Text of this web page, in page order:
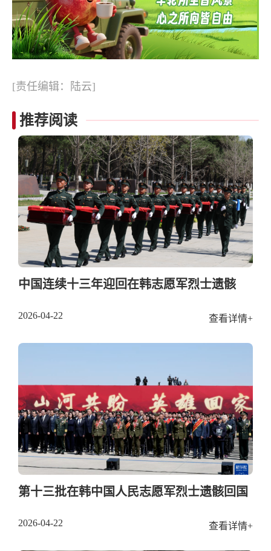
[责任编辑：陆云]
推荐阅读
中国连续十三年迎回在韩志愿军烈士遗骸
2026-04-22 查看详情+
第十三批在韩中国人民志愿军烈士遗骸回国
2026-04-22 查看详情+